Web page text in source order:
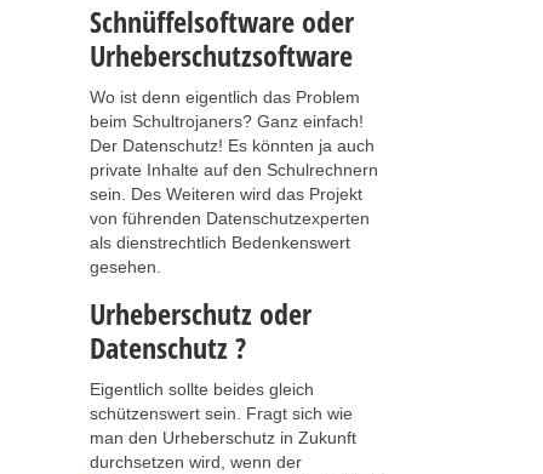
Schnüffelsoftware oder
Urheberschutzsoftware
Wo ist denn eigentlich das Problem
beim Schultrojaners? Ganz einfach!
Der Datenschutz! Es könnten ja auch
private Inhalte auf den Schulrechnern
sein. Des Weiteren wird das Projekt
von führenden Datenschutzexperten
als dienstrechtlich Bedenkenswert
gesehen.
Urheberschutz oder
Datenschutz ?
Eigentlich sollte beides gleich
schützenswert sein. Fragt sich wie
man den Urheberschutz in Zukunft
durchsetzen wird, wenn der